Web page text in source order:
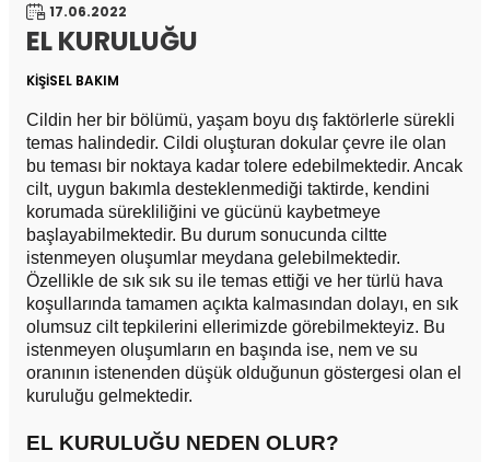
17.06.2022
EL KURULUĞU
KİŞİSEL BAKIM
Cildin her bir bölümü, yaşam boyu dış faktörlerle sürekli
temas halindedir. Cildi oluşturan dokular çevre ile olan
bu teması bir noktaya kadar tolere edebilmektedir. Ancak
cilt, uygun bakımla desteklenmediği taktirde, kendini
korumada sürekliliğini ve gücünü kaybetmeye
başlayabilmektedir. Bu durum sonucunda ciltte
istenmeyen oluşumlar meydana gelebilmektedir.
Özellikle de sık sık su ile temas ettiği ve her türlü hava
koşullarında tamamen açıkta kalmasından dolayı, en sık
olumsuz cilt tepkilerini ellerimizde görebilmekteyiz. Bu
istenmeyen oluşumların en başında ise, nem ve su
oranının istenenden düşük olduğunun göstergesi olan el
kuruluğu gelmektedir.
EL KURULUĞU NEDEN OLUR?